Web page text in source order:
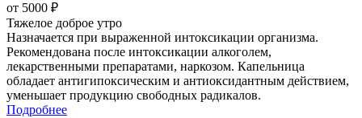
от 5000 ₽
Тяжелое доброе утро
Назначается при выраженной интоксикации организма.
Рекомендована после интоксикации алкоголем,
лекарственными препаратами, наркозом. Капельница
обладает антигипоксическим и антиоксидантным действием,
уменьшает продукцию свободных радикалов.
Подробнее